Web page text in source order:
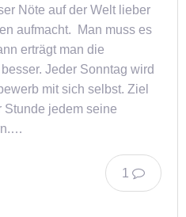
Nöte auf der Welt lieber
aufmacht. Man muss es
erträgt man die
Jeder Sonntag wird
mit sich selbst. Ziel
Stunde jedem seine
1